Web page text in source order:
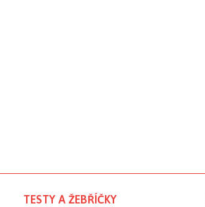
TESTY A ŽEBŘÍČKY